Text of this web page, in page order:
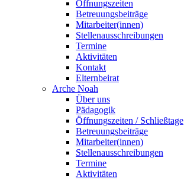
Öffnungszeiten
Betreuungsbeiträge
Mitarbeiter(innen)
Stellenausschreibungen
Termine
Aktivitäten
Kontakt
Elternbeirat
Arche Noah
Über uns
Pädagogik
Öffnungszeiten / Schließtage
Betreuungsbeiträge
Mitarbeiter(innen)
Stellenausschreibungen
Termine
Aktivitäten